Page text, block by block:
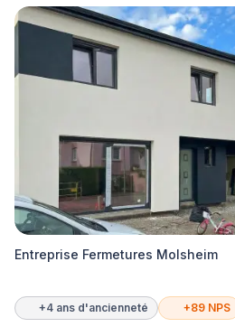
Entreprise Fermetures Molsheim
+4 ans d'ancienneté +89 NPS